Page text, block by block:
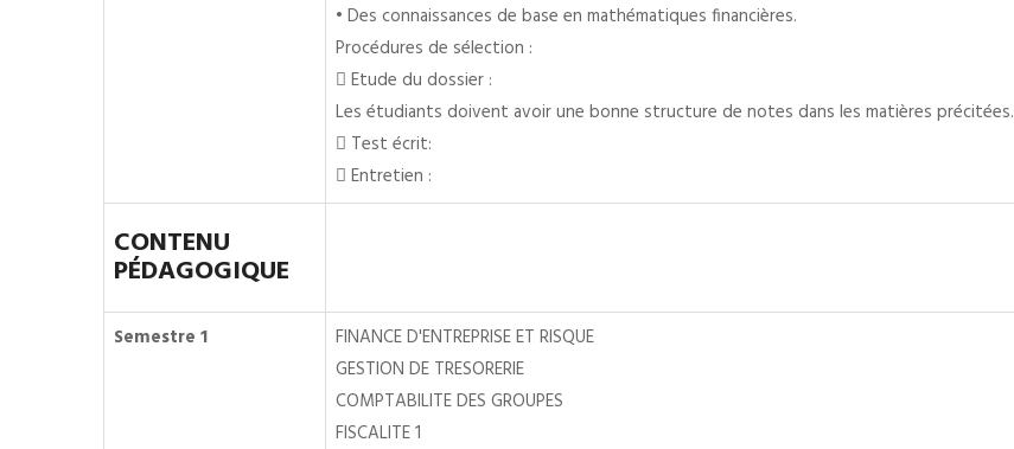
• Des connaissances de base en mathématiques financières.
Procédures de sélection :
 Etude du dossier :
Les étudiants doivent avoir une bonne structure de notes dans les matières précitées.
 Test écrit:
 Entretien :
CONTENU
PÉDAGOGIQUE
Semestre 1
FINANCE D'ENTREPRISE ET RISQUE
GESTION DE TRESORERIE
COMPTABILITE DES GROUPES
FISCALITE 1